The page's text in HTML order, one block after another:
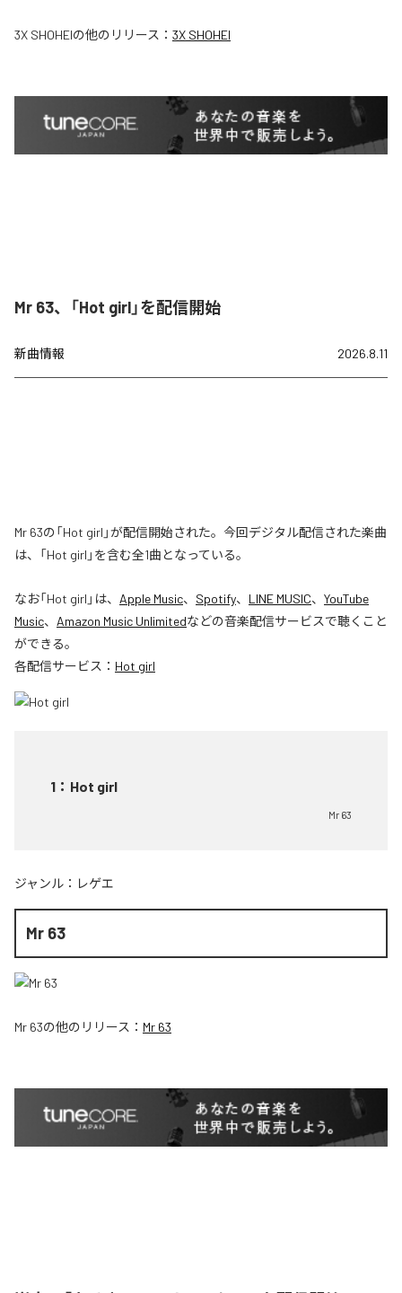
3X SHOHEIの他のリリース： 3X SHOHEI
Mr 63、「Hot girl」を配信開始
新曲情報 2026.8.11
Mr 63の「Hot girl」が配信開始された。今回デジタル配信された楽曲
は、「Hot girl」を含む全1曲となっている。
なお「Hot girl 」は、 Apple Music、 Spotify、 LINE MUSIC、 YouTube
Music、 Amazon Music Unlimitedなどの音楽配信サービスで聴くこと
ができる。
各配信サービス： Hot girl
1 ： Hot girl
Mr 63
ジャンル： レゲエ
Mr 63
Mr 63の他のリリース： Mr 63